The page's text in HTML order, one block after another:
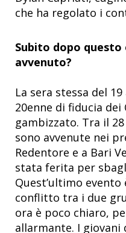
che ha regolato i
Subito dopo questo
avvenuto?
La sera stessa del
20enne di fiducia
gambizzato. Tra il
sono avvenute nei
Redentore e a Bari
stata ferita per
Quest’ultimo
conflitto tra i due
ora è poco chiaro,
allarmante. I giovani